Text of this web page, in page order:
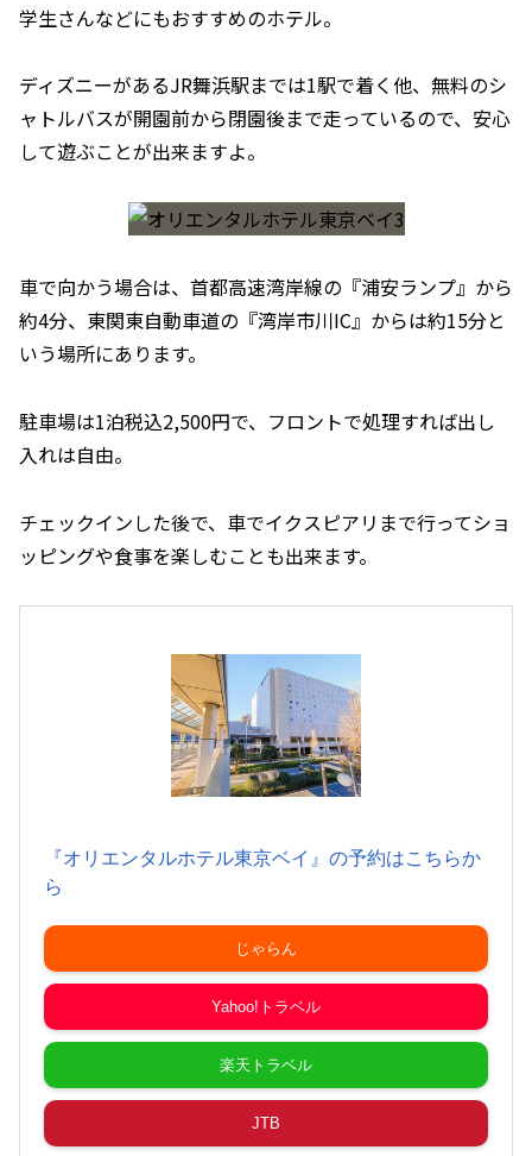
学生さんなどにもおすすめのホテル。
ディズニーがあるJR舞浜駅までは1駅で着く他、無料のシ
ャトルバスが開園前から閉園後まで走っているので、安心
して遊ぶことが出来ますよ。
車で向かう場合は、首都高速湾岸線の『浦安ランプ』から
約4分、東関東自動車道の『湾岸市川IC』からは約15分と
いう場所にあります。
駐車場は1泊税込2,500円で、フロントで処理すれば出し
入れは自由。
チェックインした後で、車でイクスピアリまで行ってショ
ッピングや食事を楽しむことも出来ます。
『オリエンタルホテル東京ベイ』の予約はこちらか
ら
じゃらん
Yahoo!トラベル
楽天トラベル
JTB